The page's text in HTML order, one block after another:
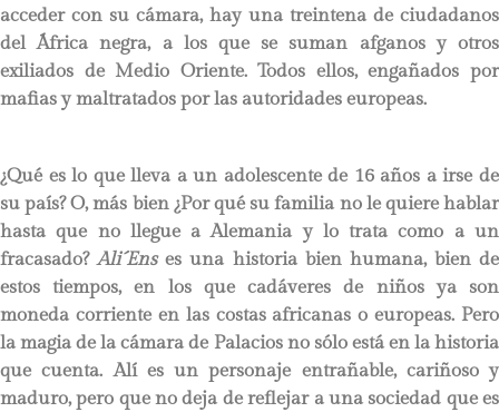
acceder con su cámara, hay una treintena de ciudadanos
del África negra, a los que se suman afganos y otros
exiliados de Medio Oriente. Todos ellos, engañados por
mafias y maltratados por las autoridades europeas.
¿Qué es lo que lleva a un adolescente de 16 años a irse de
su país? O, más bien ¿Por qué su familia no le quiere hablar
hasta que no llegue a Alemania y lo trata como a un
fracasado?Ali´Enses una historia bien humana, bien de
estos tiempos, en los que cadáveres de niños ya son
moneda corriente en las costas africanas o europeas. Pero
la magia de la cámara de Palacios no sólo está en la historia
que cuenta. Alí es un personaje entrañable, cariñoso y
maduro, pero que no deja de reflejar a una sociedad que es